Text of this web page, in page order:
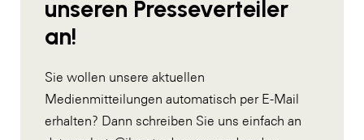
unseren Presseverteiler
an!
Sie wollen unsere aktuellen
Medienmitteilungen automatisch per E-Mail
erhalten? Dann schreiben Sie uns einfach an